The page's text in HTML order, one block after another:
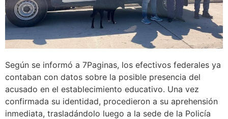
Según se informó a 7Paginas, los efectivos federales ya
contaban con datos sobre la posible presencia del
acusado en el establecimiento educativo. Una vez
confirmada su identidad, procedieron a su aprehensión
inmediata, trasladándolo luego a la sede de la Policía